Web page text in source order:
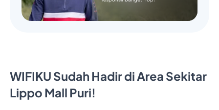
WIFIKU Sudah Hadir di Area Sekitar
Lippo Mall Puri!